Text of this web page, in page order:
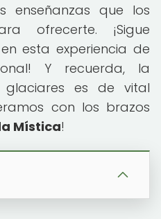
enseñanzas que los
ofrecerte. ¡Sigue
esta experiencia de
Y recuerda, la
glaciares es de vital
con los brazos
Mística!